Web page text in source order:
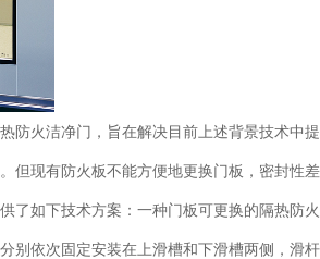
防火洁净门，旨在解决目前上述背景技术
但现有防火板不能方便地更换门板，密封
了如下技术方案：一种门板可更换的隔热防
别依次固定安装在上滑槽和下滑槽两侧，